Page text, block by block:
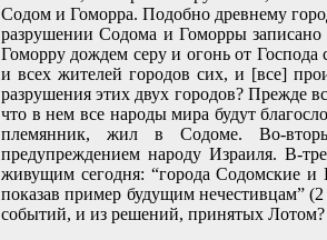
Содом и Гоморра. Подобно древнему
разрушении Содома и Гоморры
Гоморру дождем серу и огонь от
и всех жителей городов сих, и [все]
разрушения этих двух городов? Прежде
что в нем все народы мира будут
племянник, жил в Содоме. Во-
предупреждением народу Израиля. В-
живущим сегодня: “города Содомские и
показав пример будущим нечестивцам”
событий, и из решений, принятых Лотом?